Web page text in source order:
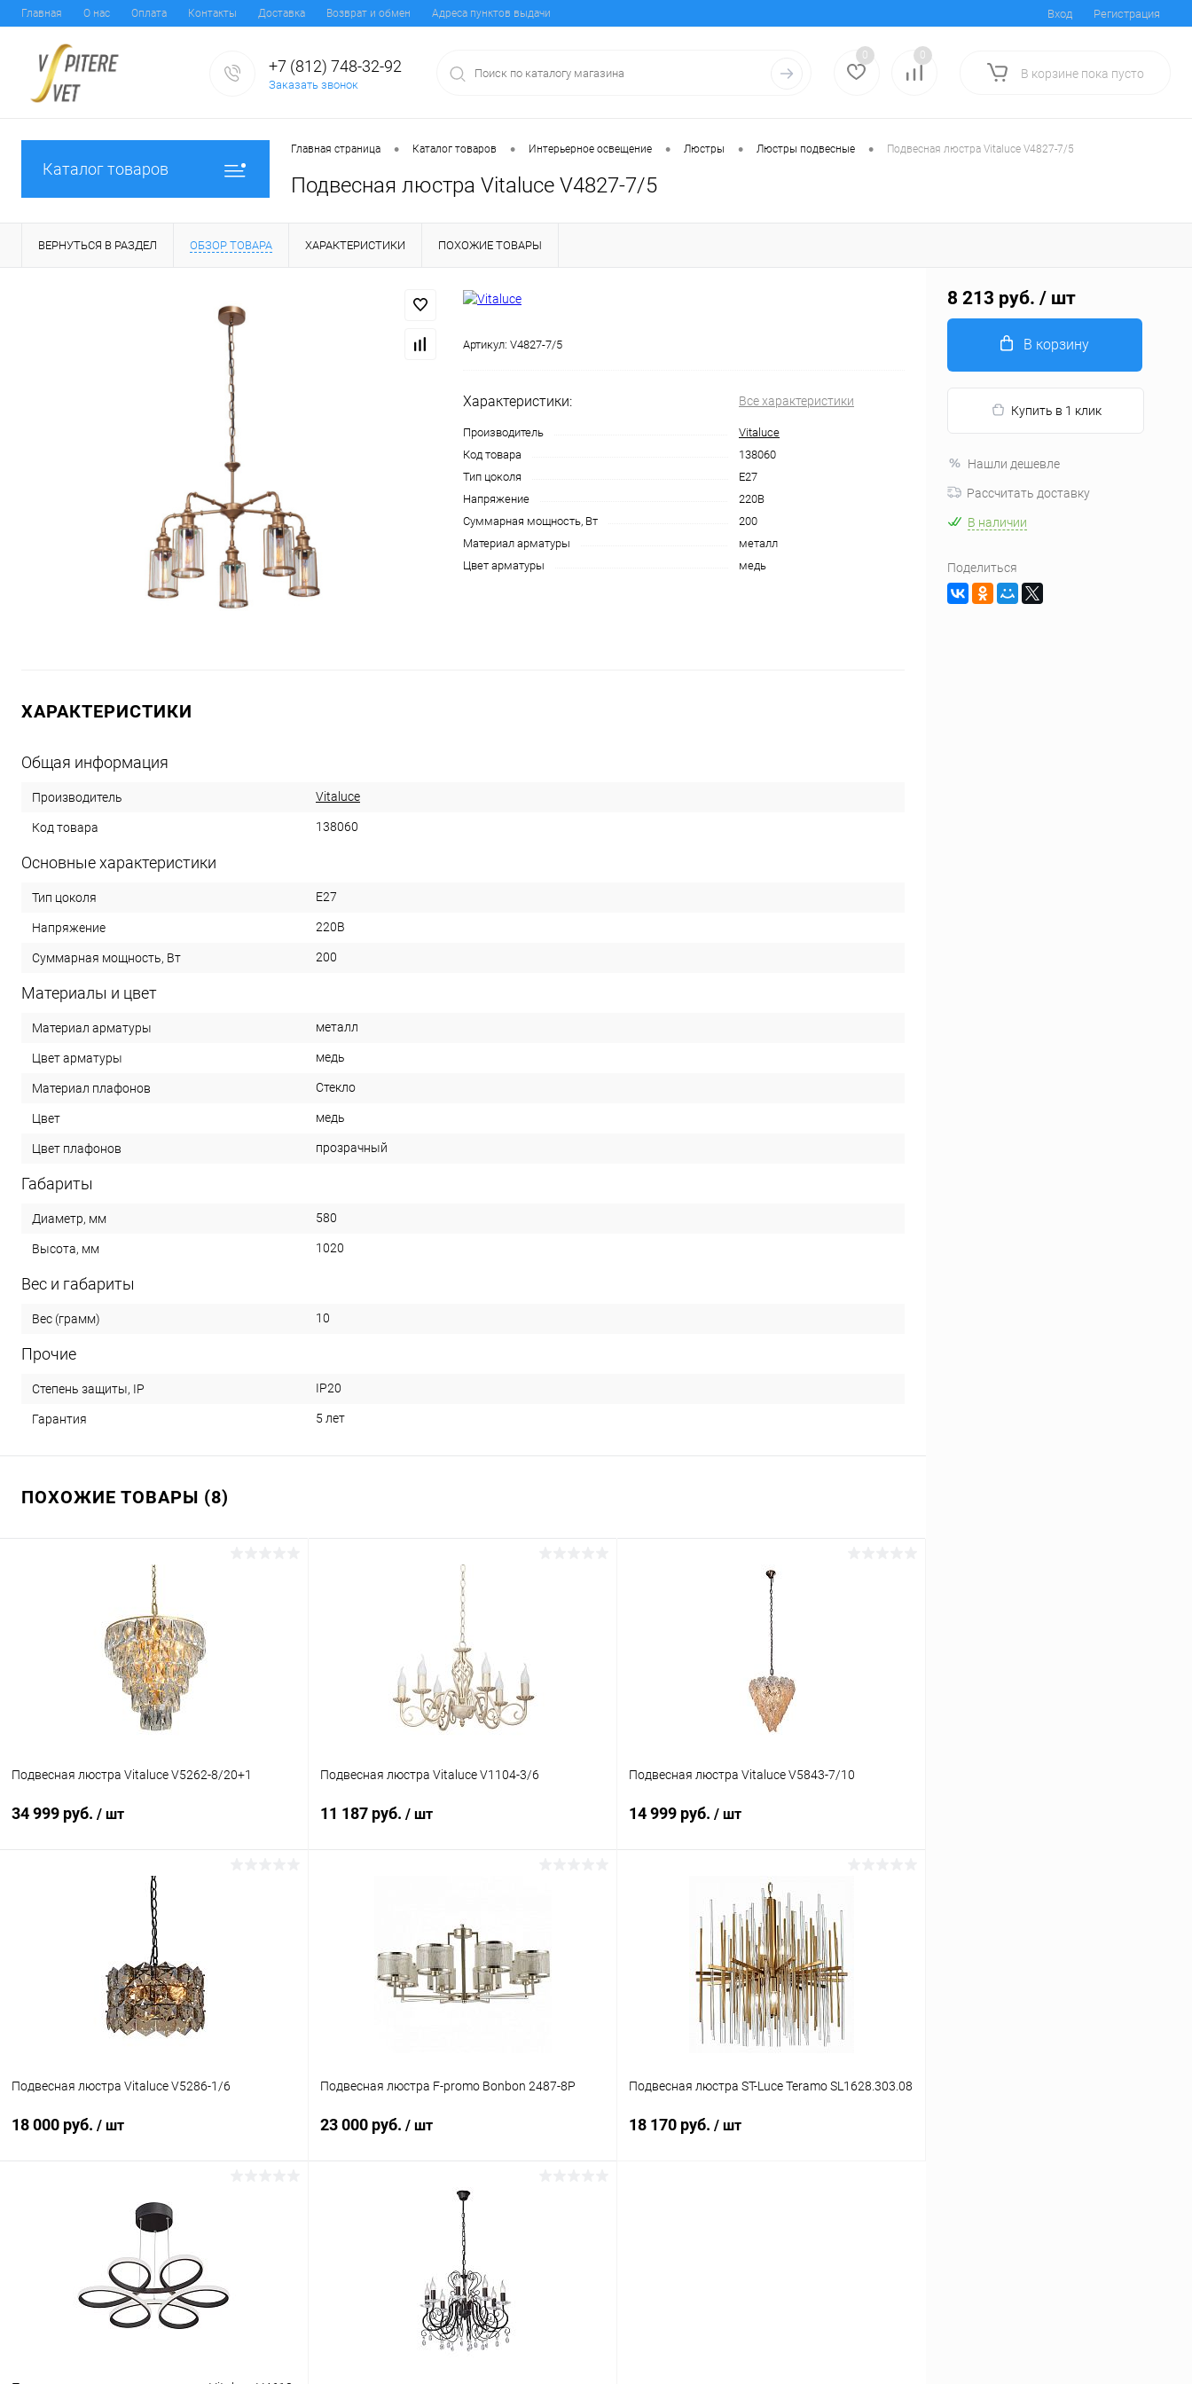
Главная О нас Оплата Контакты Доставка Возврат и обмен Адреса пунктов выдачи Вход Регистрация
+7 (812) 748-32-92
Заказать звонок
0 0
В корзине пока пусто
Каталог товаров
Главная страница • Каталог товаров • Интерьерное освещение • Люстры • Люстры подвесные • Подвесная люстра Vitaluce V4827-7/5
Подвесная люстра Vitaluce V4827-7/5
ВЕРНУТЬСЯ В РАЗДЕЛ ОБЗОР ТОВАРА ХАРАКТЕРИСТИКИ ПОХОЖИЕ ТОВАРЫ
Артикул: V4827-7/5
Характеристики: Все характеристики
Производитель
Vitaluce
Код товара
138060
Тип цоколя
E27
Напряжение
220В
Суммарная мощность, Вт
200
Материал арматуры
металл
Цвет арматуры
медь
ХАРАКТЕРИСТИКИ
Общая информация
Производитель Vitaluce
Код товара 138060
Основные характеристики
Тип цоколя E27
Напряжение 220В
Суммарная мощность, Вт 200
Материалы и цвет
Материал арматуры металл
Цвет арматуры медь
Материал плафонов Стекло
Цвет медь
Цвет плафонов прозрачный
Габариты
Диаметр, мм 580
Высота, мм 1020
Вес и габариты
Вес (грамм) 10
Прочие
Степень защиты, IP IP20
Гарантия 5 лет
ПОХОЖИЕ ТОВАРЫ (8)
Подвесная люстра Vitaluce V5262-8/20+1
34 999 руб. / шт
В корзину
В наличии
Подвесная люстра Vitaluce V1104-3/6
11 187 руб. / шт
В избранное В наличии
Подвесная люстра Vitaluce V5843-7/10
14 999 руб. / шт
В корзину
Купить в 1 клик Сравнение
В избранное В наличии
Подвесная люстра Vitaluce V5286-1/6
18 000 руб. / шт
В корзину
В наличии
Подвесная люстра F-promo Bonbon 2487-8P
23 000 руб. / шт
В корзину
Подвесная люстра ST-Luce Teramo SL1628.303.08
18 170 руб. / шт
8 213 руб. / шт
В корзину
Купить в 1 клик
Нашли дешевле
Рассчитать доставку
В наличии
Поделиться